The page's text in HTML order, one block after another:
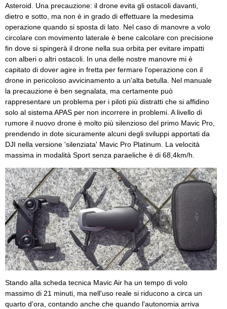
Asteroid. Una precauzione: il drone evita gli ostacoli davanti,
dietro e sotto, ma non è in grado di effettuare la medesima
operazione quando si sposta di lato. Nel caso di manovre a volo
circolare con movimento laterale è bene calcolare con precisione
fin dove si spingerà il drone nella sua orbita per evitare impatti
con alberi o altri ostacoli. In una delle nostre manovre mi è
capitato di dover agire in fretta per fermare l'operazione con il
drone in pericoloso avvicinamento a un'alta betulla. Nel manuale
la precauzione è ben segnalata, ma certamente può
rappresentare un problema per i piloti più distratti che si affidino
solo al sistema APAS per non incorrere in problemi. A livello di
rumore il nuovo drone è molto più silenzioso del primo Mavic Pro,
prendendo in dote sicuramente alcuni degli sviluppi apportati da
DJI nella versione 'silenziata' Mavic Pro Platinum. La velocità
massima in modalità Sport senza paraeliche è di 68,4km/h.
Stando alla scheda tecnica Mavic Air ha un tempo di volo
massimo di 21 minuti, ma nell'uso reale si riducono a circa un
quarto d'ora, contando anche che quando l'autonomia arriva